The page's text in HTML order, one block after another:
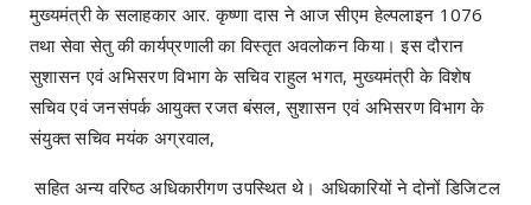
मुख्यमंत्री के सलाहकार आर. कृष्णा दास ने आज सीएम हेल्पलाइन 1076
तथा सेवा सेतु की कार्यप्रणाली का विस्तृत अवलोकन किया। इस दौरान
सुशासन एवं अभिसरण विभाग के सचिव राहुल भगत, मुख्यमंत्री के विशेष
सचिव एवं जनसंपर्क आयुक्त रजत बंसल, सुशासन एवं अभिसरण विभाग के
संयुक्त सचिव मयंक अग्रवाल,
सहित अन्य वरिष्ठ अधिकारीगण उपस्थित थे। अधिकारियों ने दोनों डिजिटल